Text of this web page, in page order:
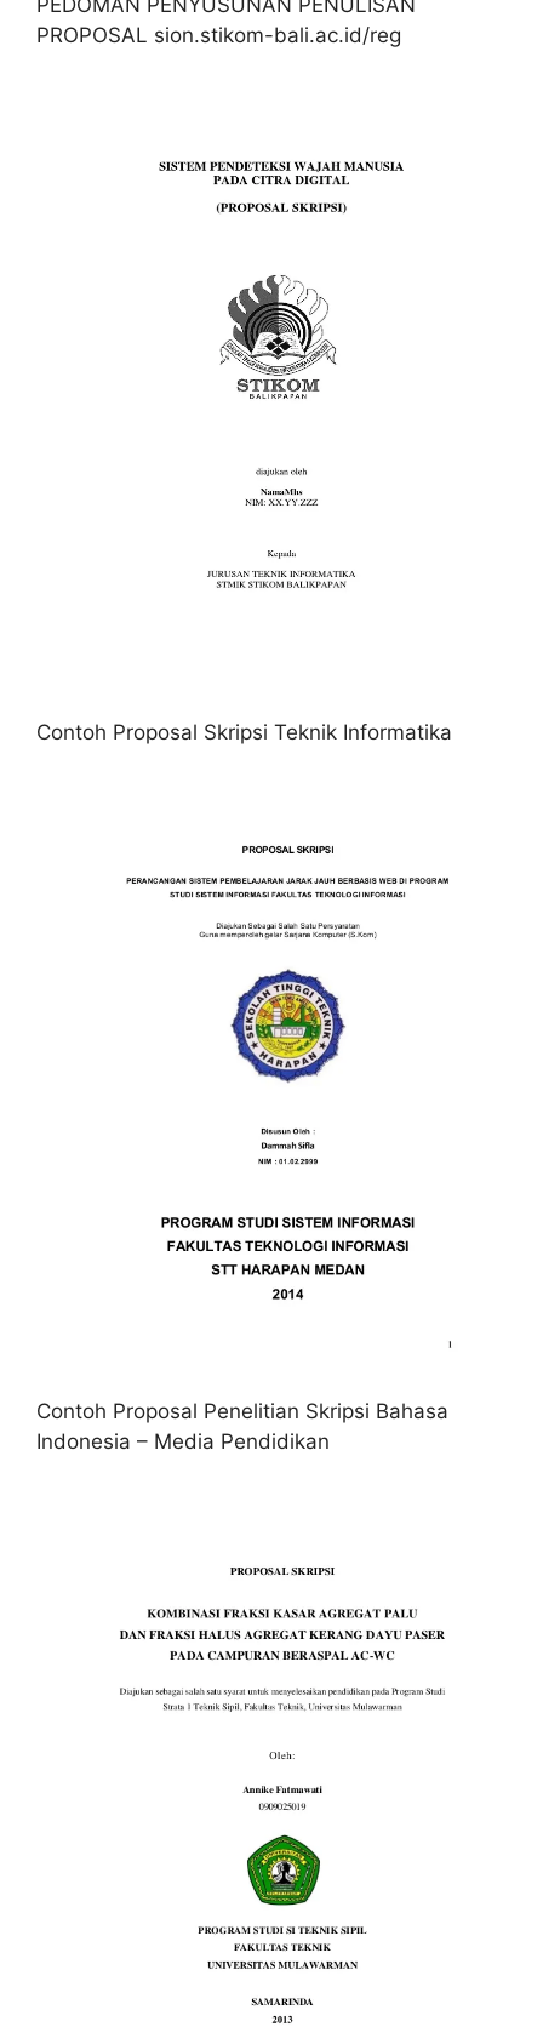
PEDOMAN PENYUSUNAN PENULISAN
PROPOSAL sion.stikom-bali.ac.id/reg
Contoh Proposal Skripsi Teknik Informatika
Contoh Proposal Penelitian Skripsi Bahasa
Indonesia – Media Pendidikan